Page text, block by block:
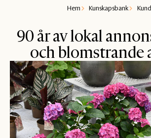
Hem Kunskapsbank
90 år av lokal
och blomstrande